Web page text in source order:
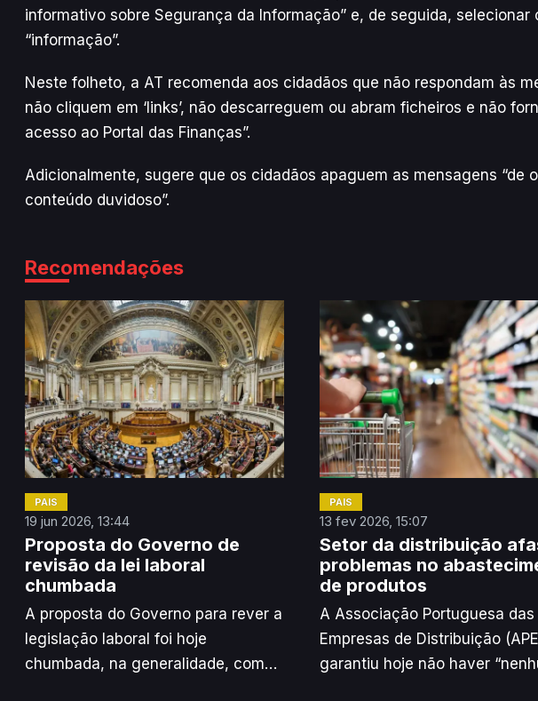
informativo sobre Segurança da Informação” e, de seguida,
“informação”.
Neste folheto, a AT recomenda aos cidadãos que não respondam às
não cliquem em ‘links’, não descarreguem ou abram ficheiros e não
acesso ao Portal das Finanças”.
Adicionalmente, sugere que os cidadãos apaguem as mensagens “de
conteúdo duvidoso”.
Recomendações
PAÍS
19 jun 2026, 13:44
Proposta do Governo de
revisão da lei laboral
chumbada
A proposta do Governo para rever a
legislação laboral foi hoje
chumbada, na generalidade, com
PAÍS
13 fev 2026, 15:07
Setor da distribuição
problemas no
de produtos
A Associação Portuguesa das
Empresas de Distribuição
garantiu hoje não haver